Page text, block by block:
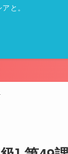
と。